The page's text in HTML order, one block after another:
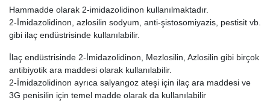
Hammadde olarak 2-imidazolidinon kullanılmaktadır.
2-İmidazolidinon, azlosilin sodyum, anti-şistosomiyazis, pestisit vb.
gibi ilaç endüstrisinde kullanılabilir.
İlaç endüstrisinde 2-İmidazolidinon, Mezlosilin, Azlosilin gibi birçok
antibiyotik ara maddesi olarak kullanılabilir.
2-İmidazolidinon ayrıca salyangoz ateşi için ilaç ara maddesi ve
3G penisilin için temel madde olarak da kullanılabilir